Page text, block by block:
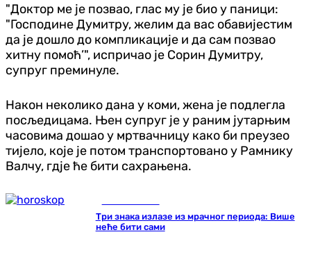
"Доктор ме је позвао, глас му је био у паници:
"Господине Думитру, желим да вас обавијестим
да је дошло до компликације и да сам позвао
хитну помоћ’", испричао је Сорин Думитру,
супруг преминуле.
Након неколико дана у коми, жена је подлегла
посљедицама. Њен супруг је у раним јутарњим
часовима дошао у мртвачницу како би преузео
тијело, које је потом транспортовано у Рамнику
Валчу, гдје ће бити сахрањена.
Три знака излазе из мрачног периода: Више
неће бити сами